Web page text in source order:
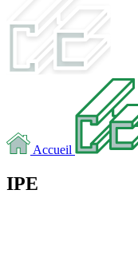
Accueil
IPE